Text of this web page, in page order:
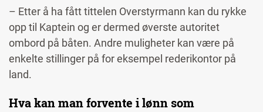
– Etter å ha fått tittelen Overstyrmann kan du rykke
opp til Kaptein og er dermed øverste autoritet
ombord på båten. Andre muligheter kan være på
enkelte stillinger på for eksempel rederikontor på
land.
Hva kan man forvente i lønn som